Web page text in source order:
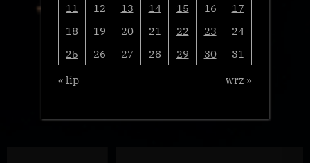
11
12 13 14 15 16
17
18
19 20 21 22 23
24
25
26 27 28 29 30
31
« lip
wrz »